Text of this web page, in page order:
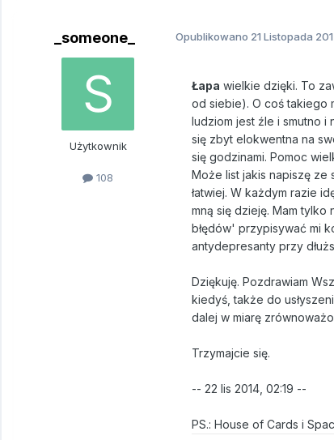
_someone_
Użytkownik
108
Opublikowano 21 Listopada
Łapa wielkie dzięki. To
od siebie). O coś takiego
ludziom jest źle i smutno
się zbyt elokwentna na
się godzinami. Pomoc
Może list jakis napiszę ze
łatwiej. W każdym razie
mną się dzieję. Mam
błędów' przypisywać mi
antydepresanty przy
Dziękuję. Pozdrawiam
kiedyś, także do
dalej w miarę
Trzymajcie się.
-- 22 lis 2014, 02:19 --
PS.: House of Cards i